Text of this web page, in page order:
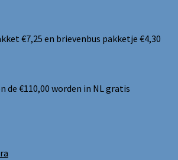
€7,25 en brievenbus pakketje €4,30
de €110,00 worden in NL gratis